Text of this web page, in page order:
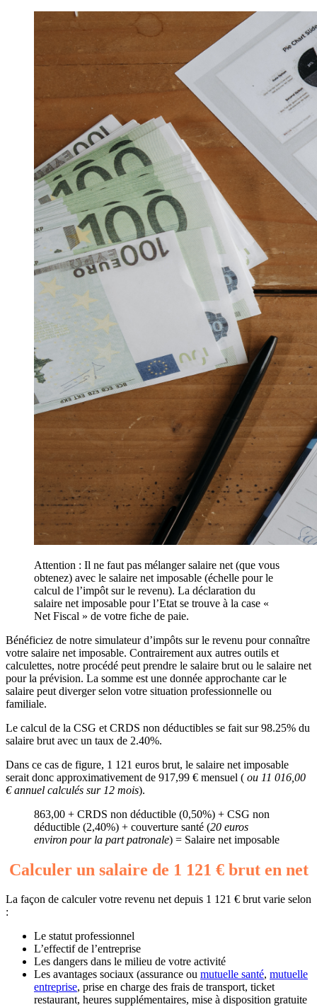
Attention : Il ne faut pas mélanger salaire net (que vous
obtenez) avec le salaire net imposable (échelle pour le
calcul de l’impôt sur le revenu). La déclaration du
salaire net imposable pour l’Etat se trouve à la case «
Net Fiscal » de votre fiche de paie.
Bénéficiez de notre simulateur d’impôts sur le revenu pour connaître
votre salaire net imposable. Contrairement aux autres outils et
calculettes, notre procédé peut prendre le salaire brut ou le salaire net
pour la prévision. La somme est une donnée approchante car le
salaire peut diverger selon votre situation professionnelle ou
familiale.
Le calcul de la CSG et CRDS non déductibles se fait sur 98.25% du
salaire brut avec un taux de 2.40%.
Dans ce cas de figure, 1 121 euros brut, le salaire net imposable
serait donc approximativement de 917,99 € mensuel ( ou 11 016,00
€ annuel calculés sur 12 mois).
863,00 + CRDS non déductible (0,50%) + CSG non
déductible (2,40%) + couverture santé (20 euros
environ pour la part patronale) = Salaire net imposable
Calculer un salaire de 1 121 € brut en net
La façon de calculer votre revenu net depuis 1 121 € brut varie selon
:
Le statut professionnel
L’effectif de l’entreprise
Les dangers dans le milieu de votre activité
Les avantages sociaux (assurance ou mutuelle santé, mutuelle
entreprise, prise en charge des frais de transport, ticket
restaurant, heures supplémentaires, mise à disposition gratuite